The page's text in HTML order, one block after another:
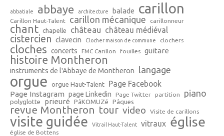
abbatiale abbaye architecture balade carillon
Carillon Haut-Talent carillon mécanique carillonneur
chant chapelle château château médiéval
cistercien clavecin Clocher maison de commune clochers
cloches concerts FMC Carillon fouilles guitare
histoire Montheron
instruments de l'Abbaye de Montheron langage
orgue orgue Haut-Talent Page Facebook
Page Instagram page Linkedin Page Twitter partition piano
polyglotte prieuré PâKOMUZé Pâques
revue Montheron tour video Visite de carillons
visite guidée Vitrail Haut-Talent vitraux église
église de Bottens